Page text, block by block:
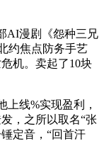
漫剧《怨种三兄
约焦点防务手艺
机。卖起了10块
线%实现盈利，
，之所以取名“张
定音，“回首汗